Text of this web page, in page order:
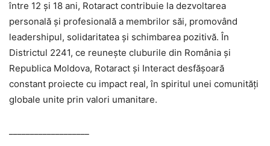
între 12 și 18 ani, Rotaract contribuie la dezvoltarea
personală și profesională a membrilor săi, promovând
leadershipul, solidaritatea și schimbarea pozitivă. În
Districtul 2241, ce reunește cluburile din România și
Republica Moldova, Rotaract și Interact desfășoară
constant proiecte cu impact real, în spiritul unei comunități
globale unite prin valori umanitare.